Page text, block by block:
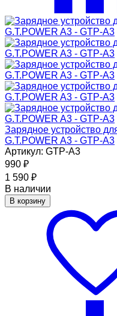
Зарядное устройство
G.T.POWER A3 - GTP-A3
Артикул: GTP-A3
990 ₽
1 590 ₽
В наличии
В корзину